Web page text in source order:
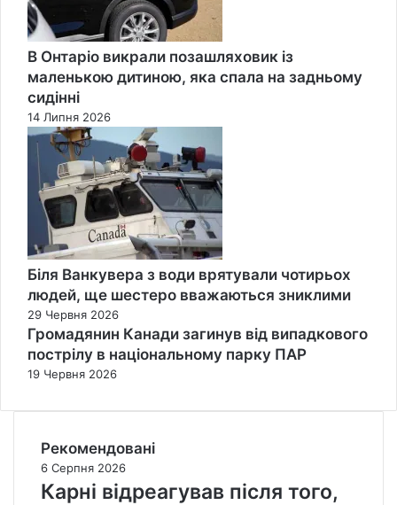
В Онтаріо викрали позашляховик із
маленькою дитиною, яка спала на задньому
сидінні
14 Липня 2026
Біля Ванкувера з води врятували чотирьох
людей, ще шестеро вважаються зниклими
29 Червня 2026
Громадянин Канади загинув від випадкового
пострілу в національному парку ПАР
19 Червня 2026
Рекомендовані
6 Серпня 2026
Карні відреагував після того,